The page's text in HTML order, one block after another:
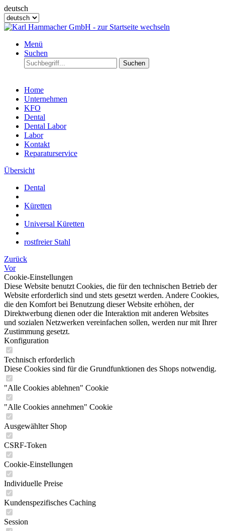
deutsch
Menü
Suchen
Suchen
Home
Unternehmen
KFO
Dental
Dental Labor
Labor
Kontakt
Reparaturservice
Übersicht
Dental
Küretten
Universal Küretten
rostfreier Stahl
Zurück
Vor
Cookie-Einstellungen
Diese Website benutzt Cookies, die für den technischen Betrieb der
Website erforderlich sind und stets gesetzt werden. Andere Cookies,
die den Komfort bei Benutzung dieser Website erhöhen, der
Direktwerbung dienen oder die Interaktion mit anderen Websites
und sozialen Netzwerken vereinfachen sollen, werden nur mit Ihrer
Zustimmung gesetzt.
Konfiguration
Technisch erforderlich
Diese Cookies sind für die Grundfunktionen des Shops notwendig.
"Alle Cookies ablehnen" Cookie
"Alle Cookies annehmen" Cookie
Ausgewählter Shop
CSRF-Token
Cookie-Einstellungen
Individuelle Preise
Kundenspezifisches Caching
Session